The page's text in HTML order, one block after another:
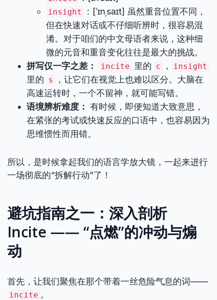
insight
：[ˈɪnˌsaɪt] 虽然重音位置不同，
但在快速对话或不仔细听辨时，很容易混
淆。对于咱们的中文母语者来说，这种细
微的元音和重音变化往往是最大的挑战。
拼写仅一字之差：
incite 里的 c ， insight
里的 s
，让它们在视觉上也难以区分。大脑在
高速运转时，一个不留神，就可能写错。
语境辨析难度： 有时候，即便知道大致意思，
在紧张的考试或快速反应的口语中，也容易因为
思维惯性而用错。
所以，是时候拿起我们的语言学放大镜，一起来进行
一场彻底的“拆解行动”了！
避坑指南之一：深入剖析
Incite —— “点燃”的冲动与煽
动
首先，让我们聚焦在那个带着一丝危险气息的词——
incite 。